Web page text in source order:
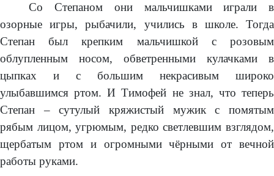
Со Степаном они мальчишками играли в
озорные игры, рыбачили, учились в школе. Тогда
Степан был крепким мальчишкой с розовым
облупленным носом, обветренными кулачками в
цыпках и с большим некрасивым широко
улыбавшимся ртом. И Тимофей не знал, что теперь
Степан – сутулый кряжистый мужик с помятым
рябым лицом, угрюмым, редко светлевшим взглядом,
щербатым ртом и огромными чёрными от вечной
работы руками.